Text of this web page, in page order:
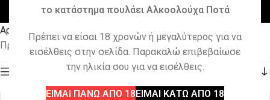
το κατάστημα πουλάει Αλκοολούχα Ποτά
Πρέπει να είσαι 18 χρονών ή μεγαλύτερος για να
εισέλθεις στην σελίδα. Παρακαλώ επιβεβαίωσε
την ηλικία σου για να εισέλθεις.
ΕΙΜΑΙ ΠΑΝΩ ΑΠΟ 18ΕΙΜΑΙ ΚΑΤΩ ΑΠΟ 18
Αρχική σελίδα Κατάστημα Ουίσκι
Canadian
Προβάλλονται όλα - 4 αποτελέσματα
ΕΜΦΑΝΙΣΗ ΠΛΕΥΡΙΚΗΣ ΓΡΑΜΜΗΣ